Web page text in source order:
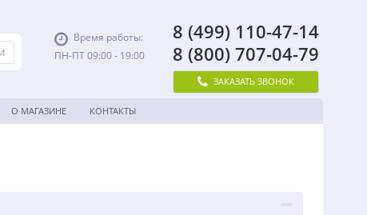
Время работы:
ПН-ПТ 09:00 - 19:00
8 (499) 110-47-14
8 (800) 707-04-79
ЗАКАЗАТЬ ЗВОНОК
О МАГАЗИНЕ КОНТАКТЫ